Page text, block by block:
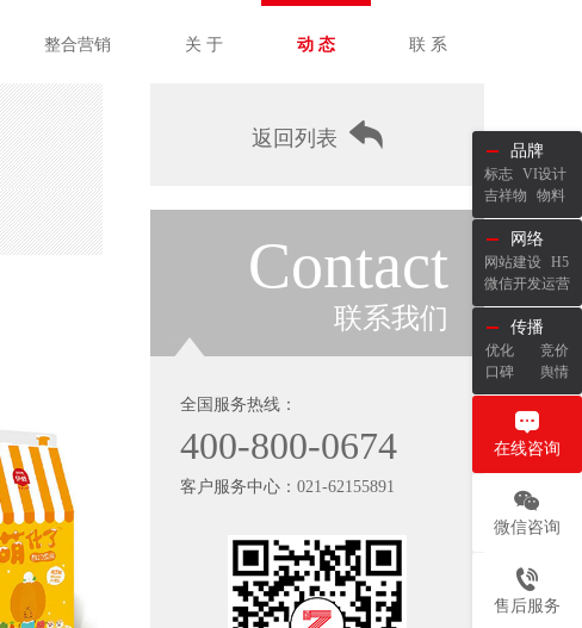
整合营销 关 于 动 态 联 系
返回列表
Contact
联系我们
全国服务热线：
400-800-0674
客户服务中心： 021-62155891
品牌
标志 VI设计
吉祥物
物料
网络
网站建设 H5
微信开发运营
传播
优化
竞价
口碑
舆情
在线咨询
微信咨询
售后服务